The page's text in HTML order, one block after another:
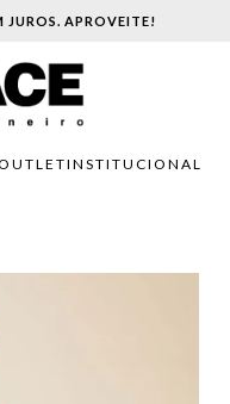
JUROS. APROVEITE!
INSTITUCIONAL